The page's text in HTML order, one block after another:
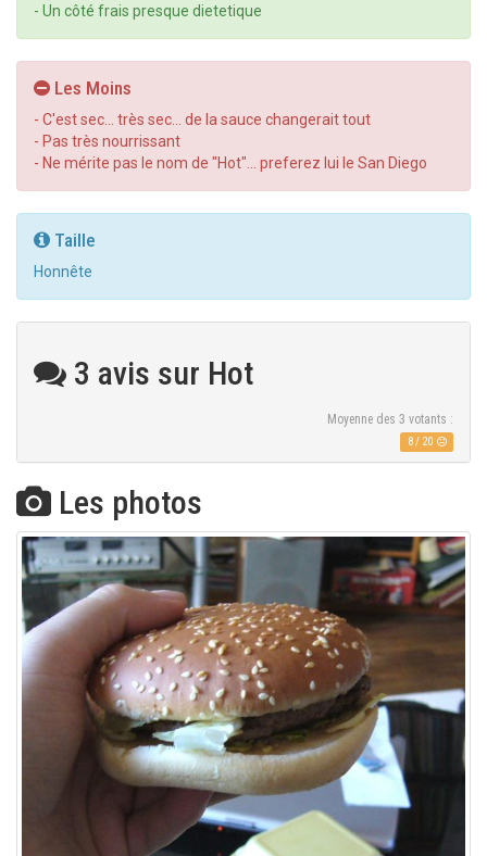
- Un côté frais presque dietetique
Les Moins
- C'est sec... très sec... de la sauce changerait tout
- Pas très nourrissant
- Ne mérite pas le nom de "Hot"... preferez lui le San Diego
Taille
Honnête
3 avis sur Hot
Moyenne des 3 votants :
8/ 20
Les photos